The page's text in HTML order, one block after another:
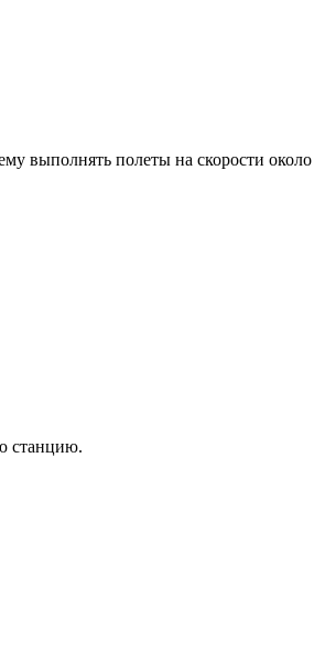
выполнять полеты на скорости
станцию.